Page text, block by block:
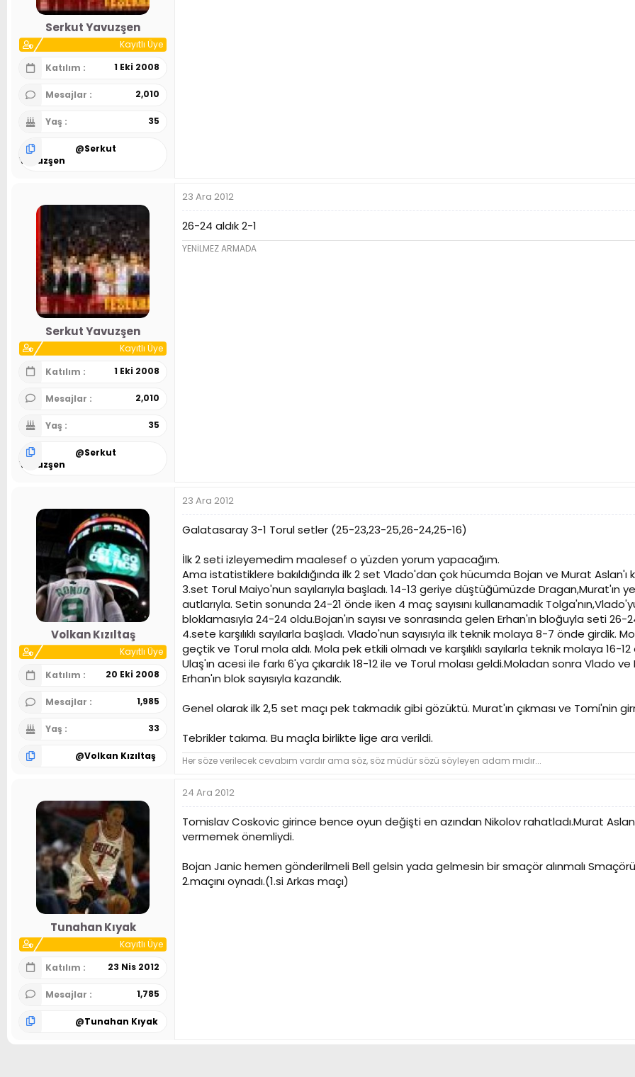
Serkut Yavuzşen
Kayıtlı Üye
Katılım
1 Eki 2008
Mesajlar 2,010
Yaş 35
@Serkut
Yavuzşen
Serkut Yavuzşen
Kayıtlı Üye
Katılım
1 Eki 2008
Mesajlar 2,010
Yaş 35
@Serkut
Yavuzşen
23 Ara 2012
26-24 aldık 2-1
YENİLMEZ ARMADA
Volkan Kızıltaş
Kayıtlı Üye
Katılım
20 Eki 2008
Mesajlar 1,985
Yaş 33
@Volkan Kızıltaş
23 Ara 2012
Galatasaray 3-1 Torul setler (25-23,23-25,26-24,25-16)
İlk 2 seti izleyemedim maalesef o yüzden yorum yapacağım.
Ama istatistiklere bakıldığında ilk 2 set Vlado'dan çok hücumda Bojan ve Murat Aslan'ı
3.set Torul Maiyo'nun sayılarıyla başladı. 14-13 geriye düştüğümüzde Dragan,Murat'ın
autlarıyla. Setin sonunda 24-21 önde iken 4 maç sayısını kullanamadık
bloklamasıyla 24-24 oldu.Bojan'ın sayısı ve sonrasında gelen Erhan'ın bloğuyla seti 26-
4.sete karşılıklı sayılarla başladı. Vlado'nun sayısıyla ilk teknik molaya 8-7 önde girdik.
geçtik ve Torul mola aldı. Mola pek etkili olmadı ve karşılıklı sayılarla teknik molaya 16-
Ulaş'ın acesi ile farkı 6'ya çıkardık 18-12 ile ve Torul molası geldi.Moladan sonra Vlado ve
Erhan'ın blok sayısıyla kazandık.
Genel olarak ilk 2,5 set maçı pek takmadık gibi gözüktü. Murat'ın çıkması ve Tomi'nin
Tebrikler takıma. Bu maçla birlikte lige ara verildi.
Her söze verilecek cevabım vardır ama söz, söz müdür sözü söyleyen adam mıdır...
Tunahan Kıyak
Kayıtlı Üye
Katılım
23 Nis 2012
Mesajlar 1,785
@Tunahan Kıyak
24 Ara 2012
Tomislav Coskovic girince bence oyun değişti en azından Nikolov rahatladı.Murat
vermemek önemliydi.
Bojan Janic hemen gönderilmeli Bell gelsin yada gelmesin bir smaçör alınmalı
2.maçını oynadı.(1.si Arkas maçı)